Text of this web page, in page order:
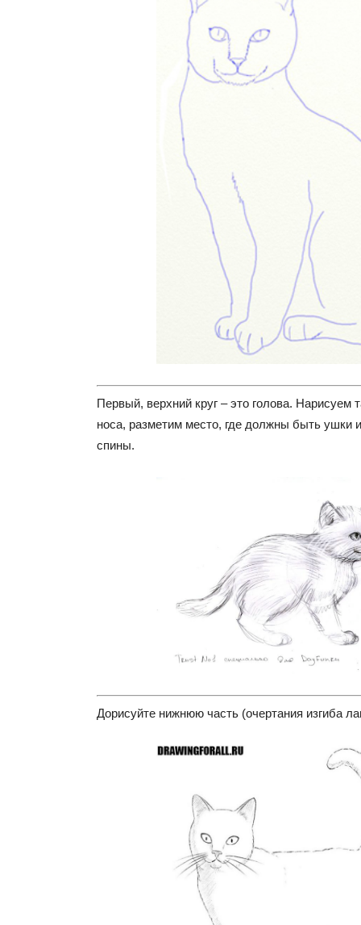
Первый, верхний круг – это голова. Нарисуем
носа, разметим место, где должны быть ушки
спины.
Дорисуйте нижнюю часть (очертания изгиба